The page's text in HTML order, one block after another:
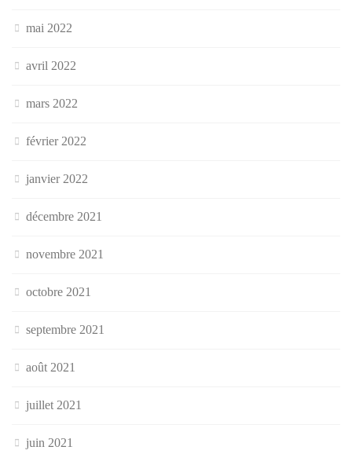
mai 2022
avril 2022
mars 2022
février 2022
janvier 2022
décembre 2021
novembre 2021
octobre 2021
septembre 2021
août 2021
juillet 2021
juin 2021